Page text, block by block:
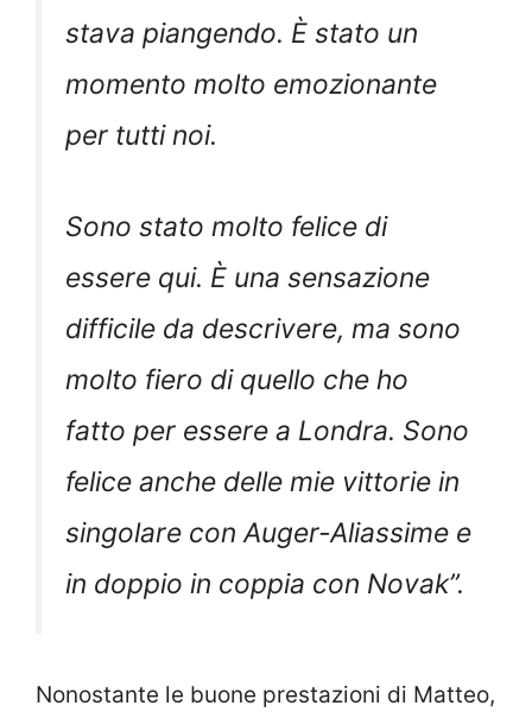
stava piangendo. È stato un
momento molto emozionante
per tutti noi.
Sono stato molto felice di
essere qui. È una sensazione
difficile da descrivere, ma sono
molto fiero di quello che ho
fatto per essere a Londra. Sono
felice anche delle mie vittorie in
singolare con Auger-Aliassime e
in doppio in coppia con Novak”.
Nonostante le buone prestazioni di Matteo,